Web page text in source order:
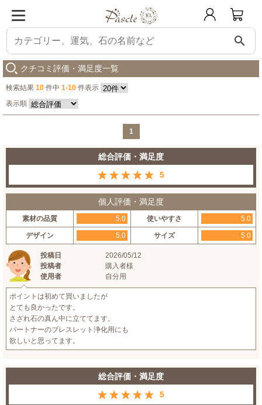
search
パスクル 【天然石ポイント】クリスタル（本水晶）
クチコミ評価・満足度一覧
検索結果 10 件中 1-10 件表示
表示順
1
総合評価・満足度
5
個人評価・満足度
素材の品質 5.0 使いやすさ 5.0
デザイン 5.0 サイズ 5.0
投稿日
2026/05/12
投稿者
購入者様
使用者
自分用
ポイントは初めて買いましたが
とても良かったです。
さざれ石の真ん中に立ててます。
パートナーのブレスレット浄化用にも
欲しいと思ってます。
総合評価・満足度
5